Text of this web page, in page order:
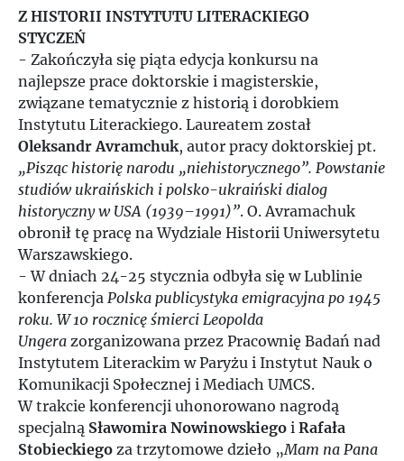
Z HISTORII INSTYTUTU LITERACKIEGO
STYCZEŃ
- Zakończyła się piąta edycja konkursu na
najlepsze prace doktorskie i magisterskie,
związane tematycznie z historią i dorobkiem
Instytutu Literackiego. Laureatem został
Oleksandr Avramchuk, autor pracy doktorskiej pt.
„Pisząc historię narodu „niehistorycznego”. Powstanie
studiów ukraińskich i polsko-ukraiński dialog
historyczny w USA (1939–1991)”. O. Avramachuk
obronił tę pracę na Wydziale Historii Uniwersytetu
Warszawskiego.
- W dniach 24-25 stycznia odbyła się w Lublinie
konferencja Polska publicystyka emigracyjna po 1945
roku. W 10 rocznicę śmierci Leopolda
Ungera zorganizowana przez Pracownię Badań nad
Instytutem Literackim w Paryżu i Instytut Nauk o
Komunikacji Społecznej i Mediach UMCS.
W trakcie konferencji uhonorowano nagrodą
specjalną Sławomira Nowinowskiego i Rafała
Stobieckiego za trzytomowe dzieło „Mam na Pana